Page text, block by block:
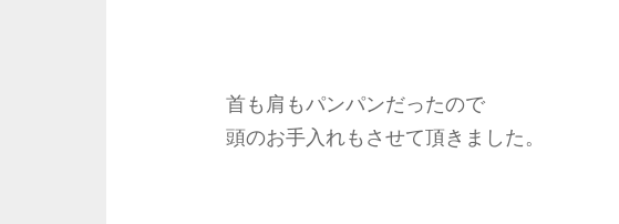
首も肩もパンパンだったので
頭のお手入れもさせて頂きました。